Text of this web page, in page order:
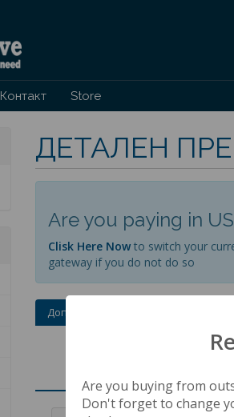
Контакт Store
ДЕТАЛЕН
Are you paying in
Clisk Here Nowto switch your
gateway if you do not do so
Дополнителни опции
Are you buying from
Don't forget to change